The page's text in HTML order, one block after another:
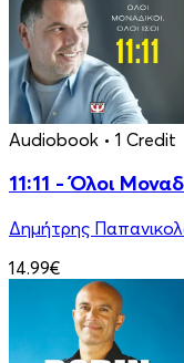
Audiobook • 1 Credit
11:11 - Όλοι
Δημήτρης
14.99€